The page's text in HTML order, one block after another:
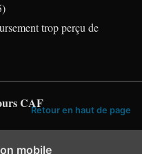
trop perçu de
CAFRetour en haut de page
mobile